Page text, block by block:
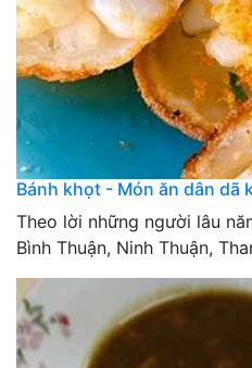
Bánh khọt - Món ăn dân dã
Theo lời những người lâu
Bình Thuận, Ninh Thuận,